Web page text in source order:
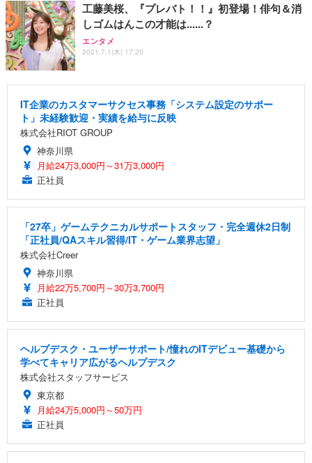
工藤美桜、『プレバト！！』初登場！俳句＆消
しゴムはんこの才能は......？
エンタメ
2021.7.1(木) 17:20
IT企業のカスタマーサクセス事務「システム設定のサポー
ト」未経験歓迎・実績を給与に反映
株式会社RIOT GROUP
神奈川県
月給24万3,000円～31万3,000円
正社員
「27卒」ゲームテクニカルサポートスタッフ・完全週休2日制
「正社員/QAスキル習得/IT・ゲーム業界志望」
株式会社Creer
神奈川県
月給22万5,700円～30万3,700円
正社員
ヘルプデスク・ユーザーサポート/憧れのITデビュー基礎から
学べてキャリア広がるヘルプデスク
株式会社スタッフサービス
東京都
月給24万5,000円～50万円
正社員